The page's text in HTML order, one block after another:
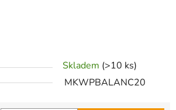
Skladem (>10 ks)
MKWPBALANC20